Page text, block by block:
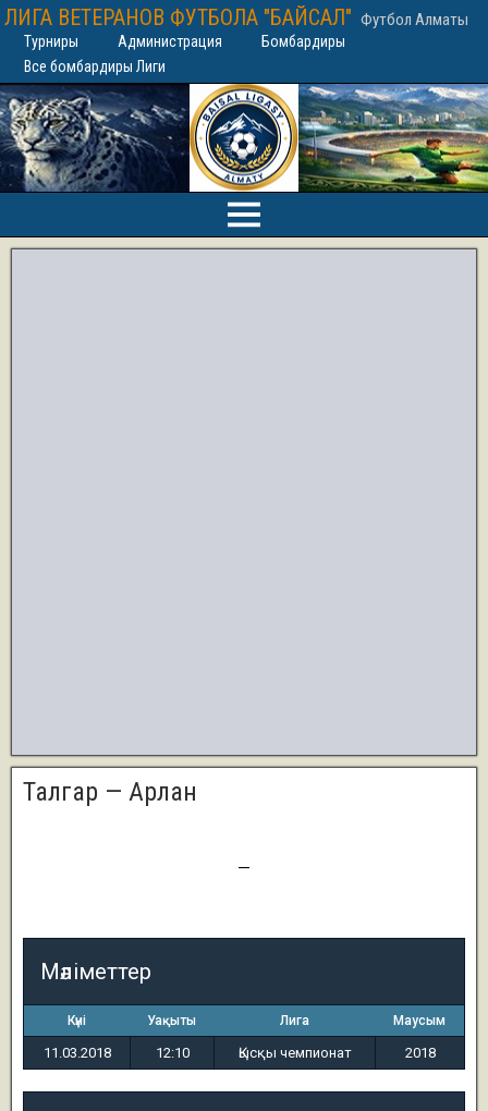
ЛИГА ВЕТЕРАНОВ ФУТБОЛА "БАЙСАЛ" Футбол Алматы
Турниры Администрация
Бомбардиры
Все бомбардиры Лиги
Талгар — Арлан
—
Мәліметтер
Күні Уақыты Лига Маусым
11.03.2018 12:10 Қысқы чемпионат 2018